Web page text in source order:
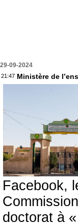
29-09-2024
21:47 Ministère de
Facebook,
doctorat à